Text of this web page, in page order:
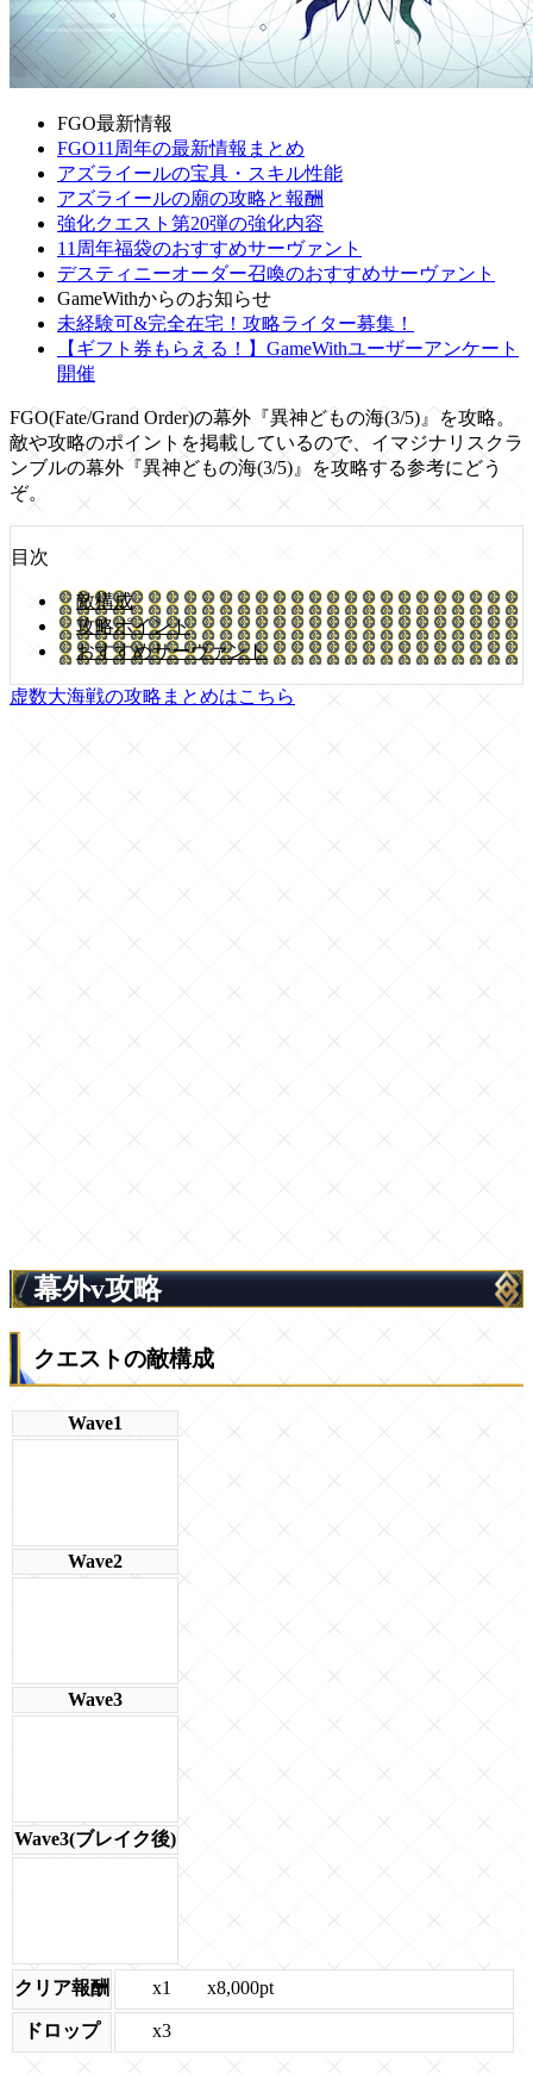
FGO最新情報
FGO11周年の最新情報まとめ
アズライールの宝具・スキル性能
アズライールの廟の攻略と報酬
強化クエスト第20弾の強化内容
11周年福袋のおすすめサーヴァント
デスティニーオーダー召喚のおすすめサーヴァント
GameWithからのお知らせ
未経験可&完全在宅！攻略ライター募集！
【ギフト券もらえる！】GameWithユーザーアンケート
開催
FGO(Fate/Grand Order)の幕外『異神どもの海(3/5)』を攻略。
敵や攻略のポイントを掲載しているので、イマジナリスクラ
ンブルの幕外『異神どもの海(3/5)』を攻略する参考にどう
ぞ。
目次
敵構成
攻略ポイント
おすすめサーヴァント
虚数大海戦の攻略まとめはこちら
幕外v攻略
クエストの敵構成
Wave1
Wave2
Wave3
Wave3(ブレイク後)
クリア報酬 x1 x8,000pt
ドロップ x3